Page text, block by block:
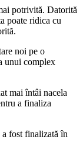
potrivită. Datorită
poate ridica cu
noi pe o
unui complex
mai întâi nacela
a finaliza
fost finalizată în